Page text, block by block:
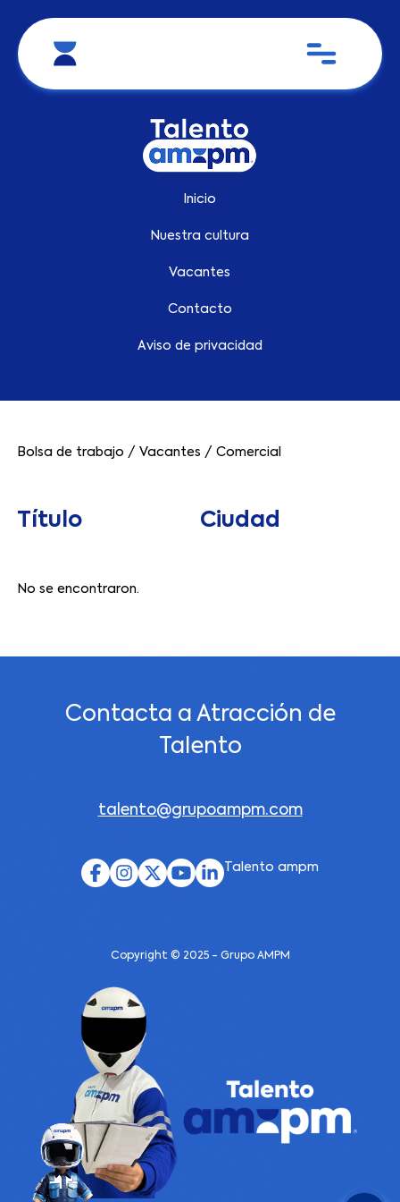
Inicio
Nuestra cultura
Vacantes
Contacto
Aviso de privacidad
Bolsa de trabajo / Vacantes / Comercial
Título Ciudad
No se encontraron.
Contacta a Atracción de
Talento
talento@grupoampm.com
Talento ampm
Copyright © 2025 - Grupo AMPM